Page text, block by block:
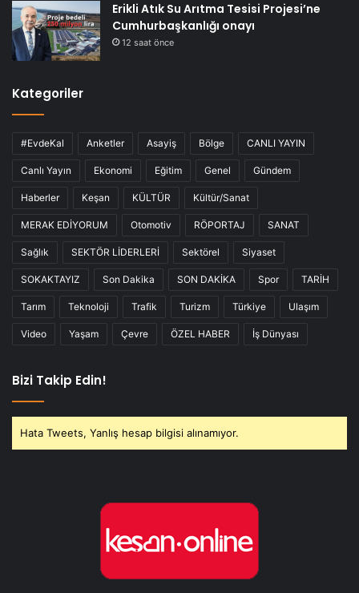
Erikli Atık Su Arıtma Tesisi Projesi’ne
Cumhurbaşkanlığı onayı
12 saat önce
Kategoriler
#EvdeKal Anketler Asayiş Bölge CANLI YAYIN
Canlı Yayın Ekonomi Eğitim Genel Gündem
Haberler Keşan KÜLTÜR Kültür/Sanat
MERAK EDİYORUM Otomotiv RÖPORTAJ SANAT
Sağlık SEKTÖR LİDERLERİ Sektörel Siyaset
SOKAKTAYIZ Son Dakika SON DAKİKA Spor TARİH
Tarım Teknoloji Trafik Turizm Türkiye Ulaşım
Video Yaşam Çevre ÖZEL HABER İş Dünyası
Bizi Takip Edin!
Hata Tweets, Yanlış hesap bilgisi alınamıyor.